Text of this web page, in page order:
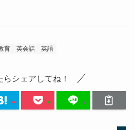
育 英会話 英語
らシェアしてね！